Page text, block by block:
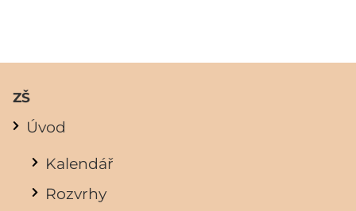
ZŠ
Úvod
Kalendář
Rozvrhy